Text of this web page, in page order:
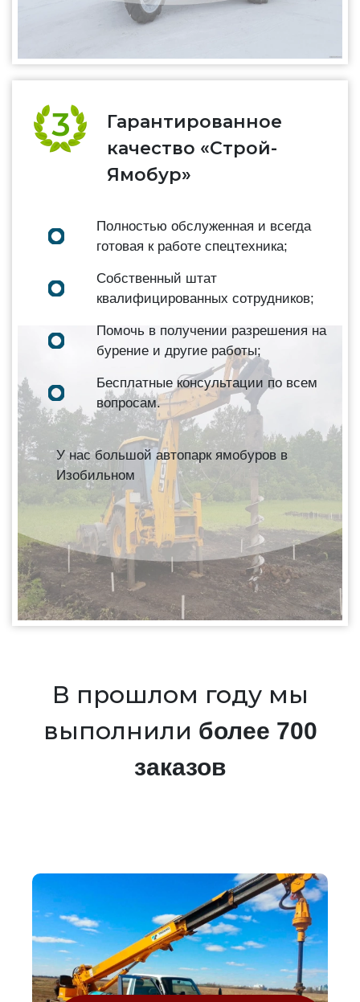
Гарантированное
качество «Строй-
Ямобур»
Полностью обслуженная и всегда
готовая к работе спецтехника;
Собственный штат
квалифицированных сотрудников;
Помочь в получении разрешения на
бурение и другие работы;
Бесплатные консультации по всем
вопросам.
У нас большой автопарк ямобуров в
Изобильном
В прошлом году мы
выполнили более 700
заказов